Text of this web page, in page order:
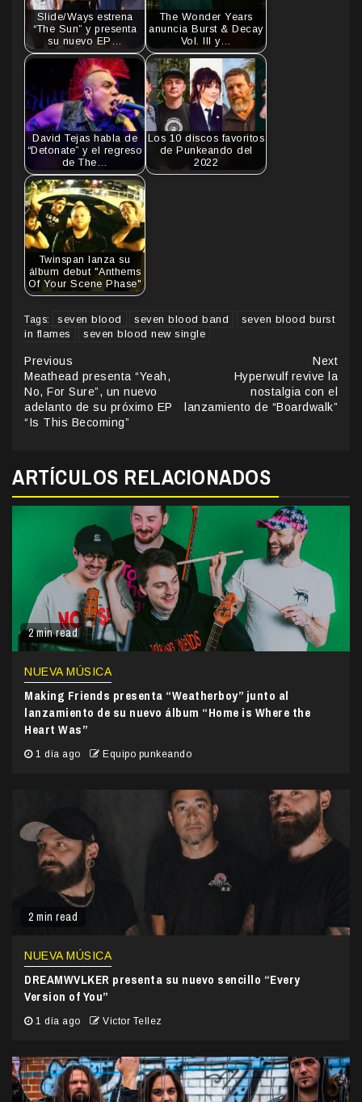
Slide/Ways estrena
“The Sun” y presenta
su nuevo EP…
The Wonder Years
anuncia Burst & Decay
Vol. III y…
David Tejas habla de
“Detonate” y el regreso
de The…
Los 10 discos favoritos
de Punkeando del
2022
Twinspan lanza su
álbum debut "Anthems
Of Your Scene Phase"
Tags: seven blood seven blood band
seven blood burst
in flames
seven blood new single
Continue
Reading
Previous
Meathead presenta “Yeah,
No, For Sure”, un nuevo
adelanto de su próximo EP
“Is This Becoming”
Next
Hyperwulf revive la
nostalgia con el
lanzamiento de “Boardwalk”
ARTÍCULOS RELACIONADOS
2 min read
NUEVA MÚSICA
Making Friends presenta “Weatherboy” junto al
lanzamiento de su nuevo álbum “Home is Where the
Heart Was”
1 día ago Equipo punkeando
2 min read
NUEVA MÚSICA
DREAMWVLKER presenta su nuevo sencillo “Every
Version of You”
1 día ago Victor Tellez